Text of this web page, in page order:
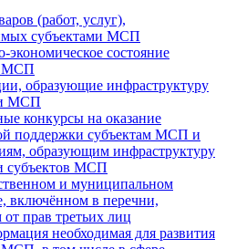
(работ, услуг),
субъектами МСП
экономическое состояние
МСП
образующие инфраструктуру
МСП
конкурсы на оказание
поддержки субъектам МСП и
образующим инфраструктуру
субъектов МСП
и муниципальном
включённом в перечни,
прав третьих лиц
необходимая для развития